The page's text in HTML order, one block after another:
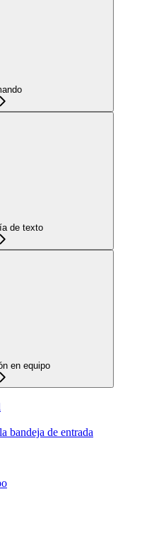
de texto
en equipo
bandeja de entrada